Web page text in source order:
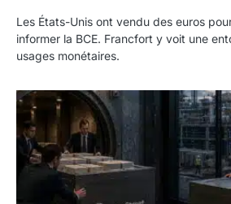
Les États-Unis ont vendu des euros
informer la BCE. Francfort y voit une
usages monétaires.
Jane Street négocie le transfert